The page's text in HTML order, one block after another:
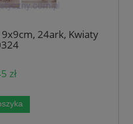
24ark, Kwiaty
zł